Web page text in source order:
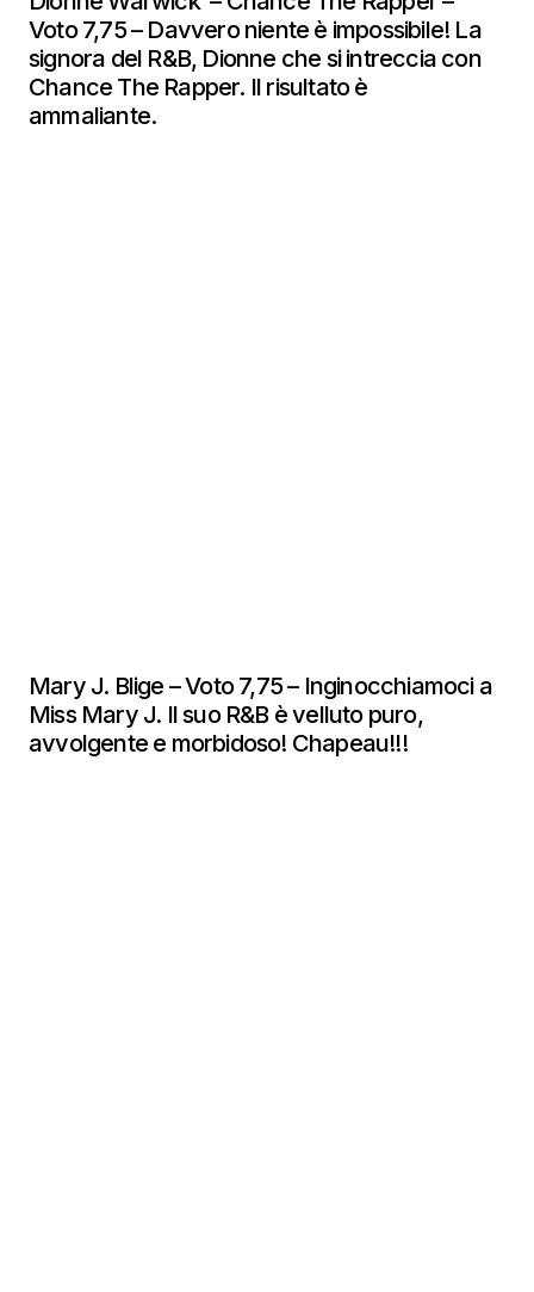
Voto 7,75 – Davvero niente è impossibile! La
signora del R&B, Dionne che si intreccia con
Chance The Rapper. Il risultato è
ammaliante.
Mary J. Blige – Voto 7,75 – Inginocchiamoci a
Miss Mary J. Il suo R&B è velluto puro,
avvolgente e morbidoso! Chapeau!!!